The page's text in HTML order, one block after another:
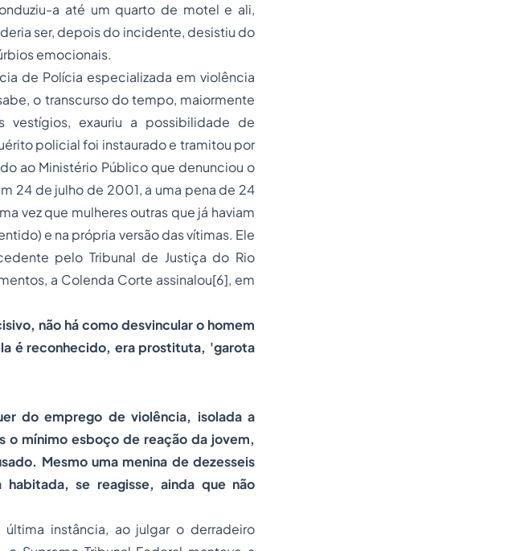
a até um quarto de motel e ali,
ser, depois do incidente, desistiu do
emocionais.
de Polícia especializada em violência
o transcurso do tempo, maiormente
vestígios, exauriu a possibilidade de
policialfoi instaurado e tramitou por
ao Ministério Público que denunciou o
24 de julho de 2001, a uma pena de 24
vez que mulheres outras que já haviam
e na própria versão das vítimas. Ele
pelo Tribunal de Justiça do Rio
a Colenda Corte assinalou[6], em
não há como desvincular o homem
é reconhecido, era prostituta, 'garota
do emprego de violência, isolada a
o mínimo esboço de reação da jovem,
Mesmo uma menina de dezesseis
se reagisse, ainda que não
última instância, ao julgar o derradeiro